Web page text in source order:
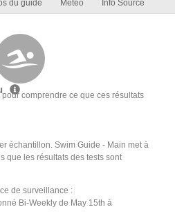
du guide Météo Info Source
comprendre ce que ces résultats
échantillon. Swim Guide - Main met à
que les résultats des tests sont
de surveillance :
Bi-Weekly de May 15th à